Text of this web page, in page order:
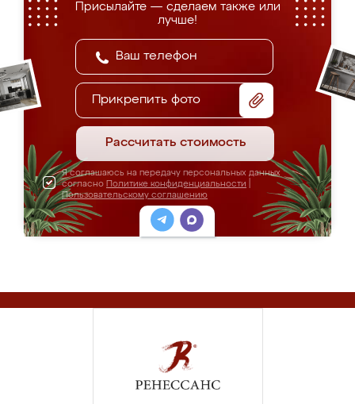
Присылайте — сделаем также или
лучше!
Прикрепить фото
Рассчитать стоимость
Я соглашаюсь на передачу персональных данных
согласно Политике конфиденциальности
Пользовательскому соглашению